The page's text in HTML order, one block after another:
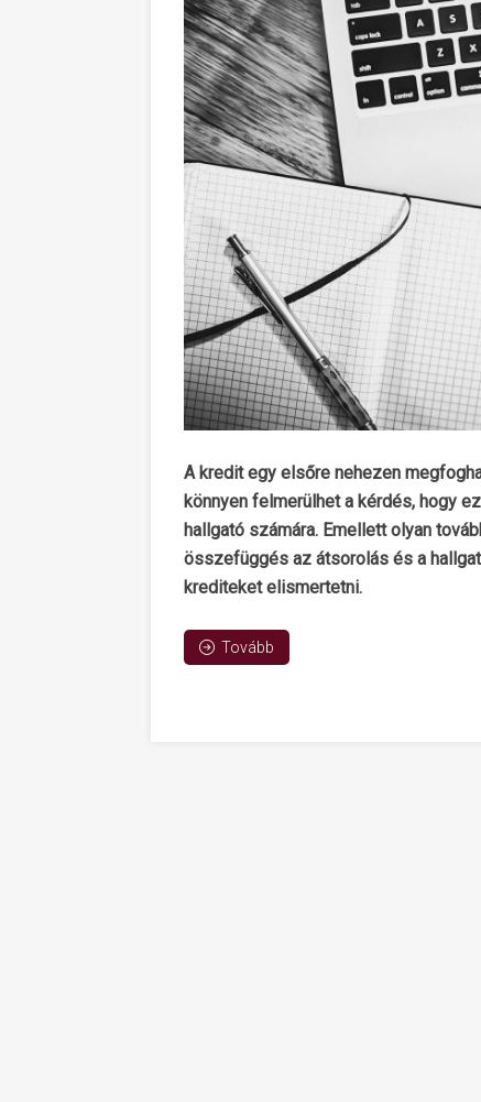
A kredit egy elsőre nehezen
könnyen felmerülhet a kérdés, hogy
hallgató számára. Emellett olyan
összefüggés az átsorolás és a
krediteket elismertetni.
Tovább